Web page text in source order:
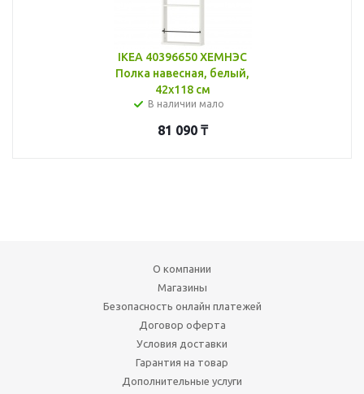
IKEA 40396650 ХЕМНЭС
Полка навесная, белый,
42x118 см
В наличии мало
81 090₸
О компании
Магазины
Безопасность онлайн платежей
Договор оферта
Условия доставки
Гарантия на товар
Дополнительные услуги